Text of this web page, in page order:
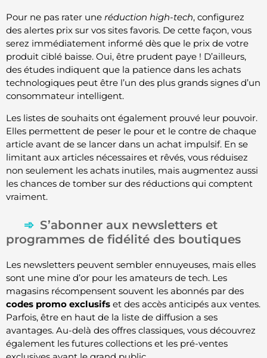
Pour ne pas rater une réduction high-tech, configurez
des alertes prix sur vos sites favoris. De cette façon, vous
serez immédiatement informé dès que le prix de votre
produit ciblé baisse. Oui, être prudent paye ! D’ailleurs,
des études indiquent que la patience dans les achats
technologiques peut être l’un des plus grands signes d’un
consommateur intelligent.
Les listes de souhaits ont également prouvé leur pouvoir.
Elles permettent de peser le pour et le contre de chaque
article avant de se lancer dans un achat impulsif. En se
limitant aux articles nécessaires et rêvés, vous réduisez
non seulement les achats inutiles, mais augmentez aussi
les chances de tomber sur des réductions qui comptent
vraiment.
S’abonner aux newsletters et
programmes de fidélité des boutiques
Les newsletters peuvent sembler ennuyeuses, mais elles
sont une mine d’or pour les amateurs de tech. Les
magasins récompensent souvent les abonnés par des
codes promo exclusifs et des accès anticipés aux ventes.
Parfois, être en haut de la liste de diffusion a ses
avantages. Au-delà des offres classiques, vous découvrez
également les futures collections et les pré-ventes